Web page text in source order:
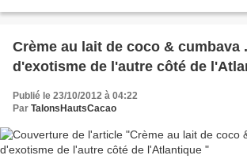
Crème au lait de coco & cumbava
d'exotisme de l'autre côté de
Publié le 23/10/2012 à 04:22
Par TalonsHautsCacao